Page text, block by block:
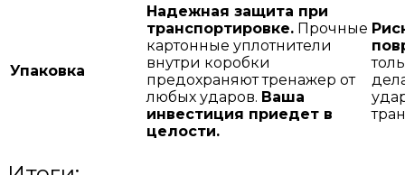
Упаковка
Надежная защита при
транспортировке. Прочные
картонные уплотнители
внутри коробки
предохраняют тренажер от
любых ударов. Ваша
инвестиция приедет в
целости.